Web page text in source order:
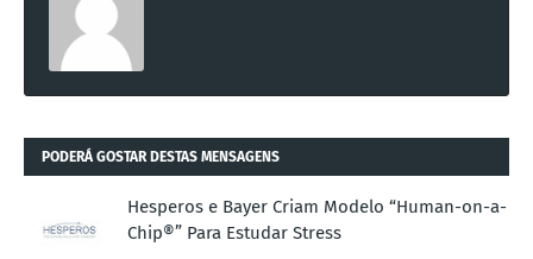
PODERÁ GOSTAR DESTAS MENSAGENS
Hesperos e Bayer Criam Modelo “Human-on-a-
Chip®” Para Estudar Stress